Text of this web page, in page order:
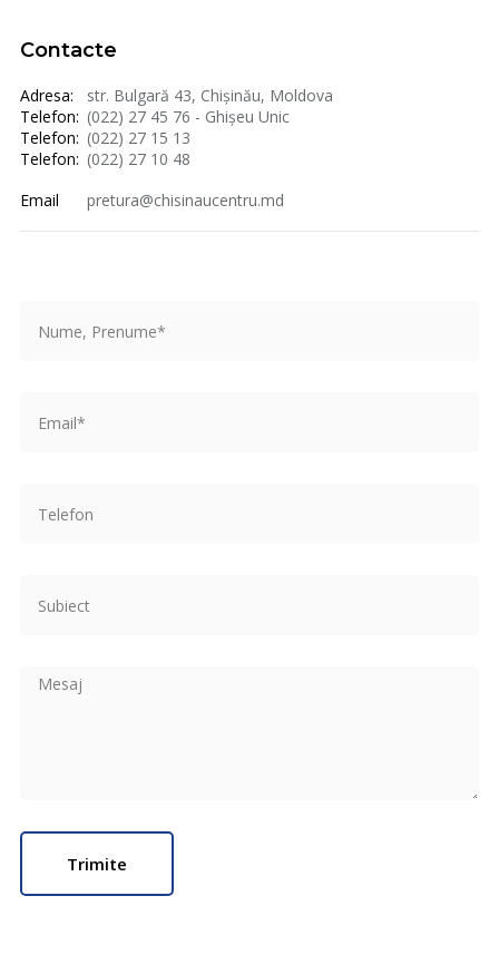
Contacte
Adresa:
str. Bulgară 43, Chișinău, Moldova
Telefon: (022) 27 45 76 - Ghișeu Unic
Telefon: (022) 27 15 13
Telefon: (022) 27 10 48
Email
pretura@chisinaucentru.md